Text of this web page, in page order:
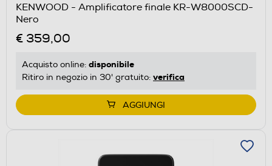
KENWOOD - Amplificatore finale KR-W8000SCD-
Nero
€ 359,00
Acquisto online: disponibile
Ritiro in negozio in 30' gratuito: verifica
AGGIUNGI